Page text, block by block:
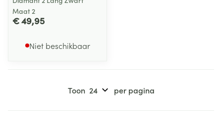
Maat 2
€ 49,95
Niet beschikbaar
Toon per pagina